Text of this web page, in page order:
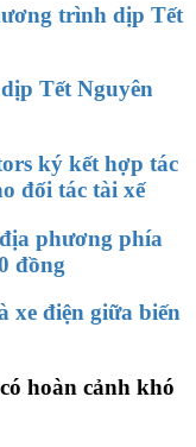
trình dịp Tết
Tết Nguyên
ký kết hợp tác
đối tác tài xế
phương phía
đồng
xe điện giữa biến
hoàn cảnh khó